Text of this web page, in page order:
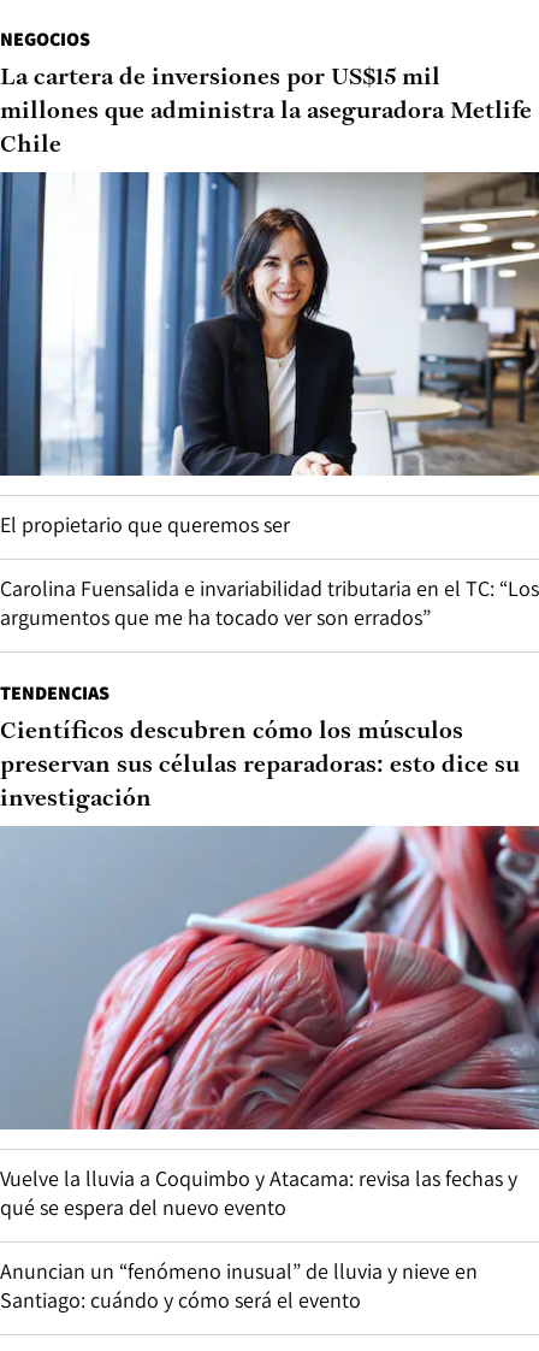
NEGOCIOS
La cartera de inversiones por US$15 mil
millones que administra la aseguradora Metlife
Chile
El propietario que queremos ser
Carolina Fuensalida e invariabilidad tributaria en el TC: “Los
argumentos que me ha tocado ver son errados”
TENDENCIAS
Científicos descubren cómo los músculos
preservan sus células reparadoras: esto dice su
investigación
Vuelve la lluvia a Coquimbo y Atacama: revisa las fechas y
qué se espera del nuevo evento
Anuncian un “fenómeno inusual” de lluvia y nieve en
Santiago: cuándo y cómo será el evento